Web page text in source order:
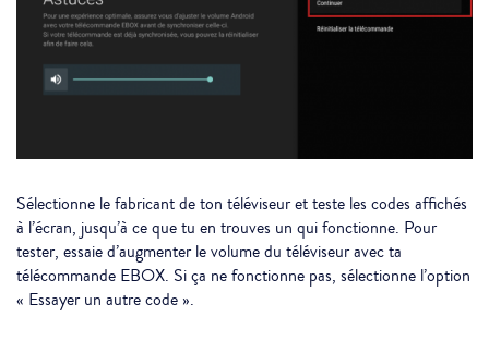
Sélectionne le fabricant de ton téléviseur et teste les codes affichés
à l’écran, jusqu’à ce que tu en trouves un qui fonctionne. Pour
tester, essaie d’augmenter le volume du téléviseur avec ta
télécommande EBOX. Si ça ne fonctionne pas, sélectionne l’option
« Essayer un autre code ».